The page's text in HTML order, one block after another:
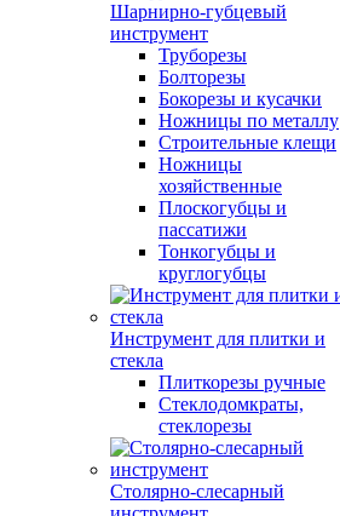
Шарнирно-губцевый
инструмент
Труборезы
Болторезы
Бокорезы и кусачки
Ножницы по металлу
Строительные клещи
Ножницы
хозяйственные
Плоскогубцы и
пассатижи
Тонкогубцы и
круглогубцы
Инструмент для плитки и
стекла
Плиткорезы ручные
Стеклодомкраты,
стеклорезы
Столярно-слесарный